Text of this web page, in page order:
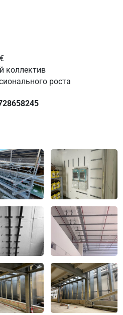
коллектив
роста